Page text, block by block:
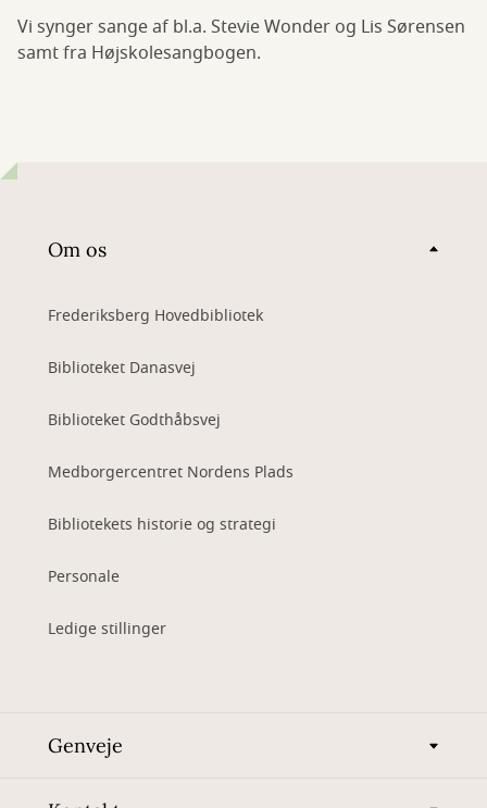
Vi synger sange af bl.a. Stevie Wonder og Lis Sørensen
samt fra Højskolesangbogen.
Om os
Frederiksberg Hovedbibliotek
Biblioteket Danasvej
Biblioteket Godthåbsvej
Medborgercentret Nordens Plads
Bibliotekets historie og strategi
Personale
Ledige stillinger
Genveje